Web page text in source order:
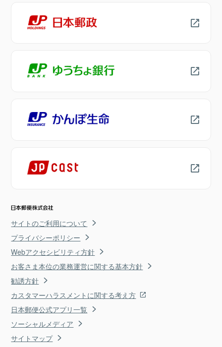
サイトのご利用について
プライバシーポリシー
Webアクセシビリティ方針
お客さま本位の業務運営に関する基本方針
勧誘方針
カスタマーハラスメントに関する考え方
日本郵便公式アプリ一覧
ソーシャルメディア
サイトマップ